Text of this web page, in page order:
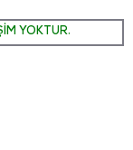
YOKTUR.